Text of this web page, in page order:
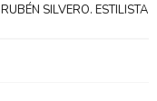
RUBÉN SILVERO. ESTILISTA